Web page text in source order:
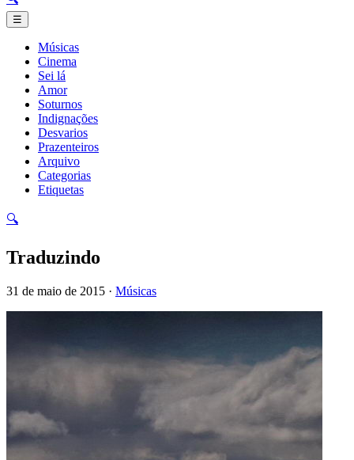
☰
Músicas
Cinema
Sei lá
Amor
Soturnos
Indignações
Desvarios
Prazenteiros
Arquivo
Categorias
Etiquetas
🔍
Traduzindo
31 de maio de 2015 · Músicas